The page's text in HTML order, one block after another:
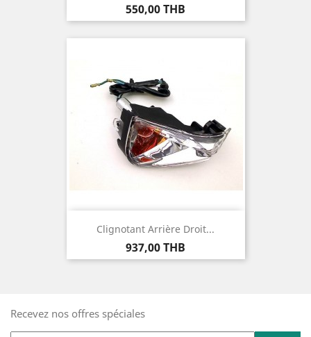
Prix
550,00 THB
Clignotant Arrière Droit...
Prix
937,00 THB
Recevez nos offres spéciales